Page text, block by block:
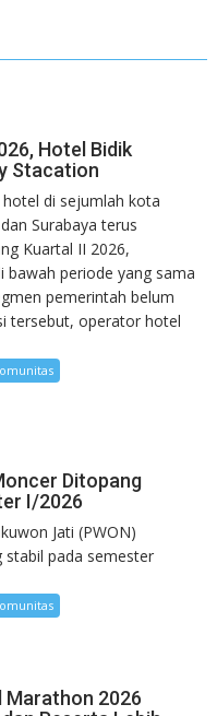
Hotel Bidik
Stacation
hotel di sejumlah kota
Surabaya terus
Kuartal II 2026,
bawah periode yang sama
pemerintah belum
tersebut, operator hotel
Ditopang
I/2026
Jati (PWON)
stabil pada semester
Marathon 2026